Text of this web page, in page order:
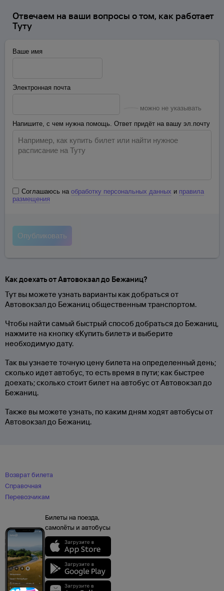
Отвечаем на ваши вопросы о том, как работает
Туту
Ваше имя
Электронная почта
можно не указывать
Напишите, с чем нужна помощь. Ответ придёт на вашу эл.почту
Соглашаюсь на обработку персональных данных и правила
размещения
Как доехать от Автовокзал до Бежаниц?
Тут вы можете узнать варианты как добраться от
Автовокзал до Бежаниц общественным транспортом.
Чтобы найти самый быстрый способ добраться до Бежаниц,
нажмите на кнопку «Купить билет» и выберите
необходимую дату.
Так вы узнаете точную цену билета на определенный день;
сколько идет автобус, то есть время в пути; как быстрее
доехать; сколько стоит билет на автобус от Автовокзал до
Бежаниц.
Также вы можете узнать, по каким дням ходят автобусы от
Автовокзал до Бежаниц.
Возврат билета
Справочная
Перевозчикам
Билеты на поезда,
самолёты и автобусы